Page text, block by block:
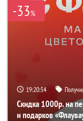
-33%
19:20:53
Скидка 1000р. на
и подарков